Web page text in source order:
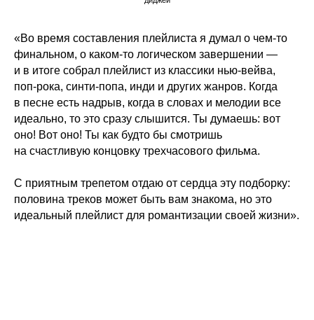
«Во время составления плейлиста я думал о чем-то
финальном, о каком-то логическом завершении —
и в итоге собрал плейлист из классики нью-вейва,
поп-рока, синти-попа, инди и других жанров. Когда
в песне есть надрыв, когда в словах и мелодии все
идеально, то это сразу слышится. Ты думаешь: вот
оно! Вот оно! Ты как будто бы смотришь
на счастливую концовку трехчасового фильма.
С приятным трепетом отдаю от сердца эту подборку:
половина треков может быть вам знакома, но это
идеальный плейлист для романтизации своей жизни».